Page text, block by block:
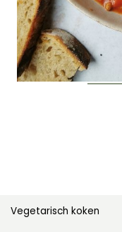
Vegetarisch koken